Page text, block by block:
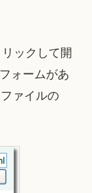
ックして開
ォームがあ
ァイルの